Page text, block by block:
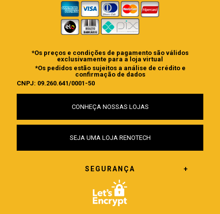
*Os preços e condições de pagamento são válidos
exclusivamente para a loja virtual
*Os pedidos estão sujeitos a análise de crédito e
confirmação de dados
CNPJ: 09.260.641/0001-50
CONHEÇA NOSSAS LOJAS
SEJA UMA LOJA RENOTECH
SEGURANÇA